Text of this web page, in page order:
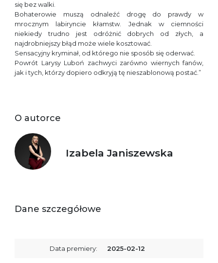
się bez walki.
Bohaterowie muszą odnaleźć drogę do prawdy w
mrocznym labiryncie kłamstw. Jednak w ciemności
niekiedy trudno jest odróżnić dobrych od złych, a
najdrobniejszy błąd może wiele kosztować.
Sensacyjny kryminał, od którego nie sposób się oderwać.
Powrót Larysy Luboń zachwyci zarówno wiernych fanów,
jak i tych, którzy dopiero odkryją tę nieszablonową postać.”
O autorce
Izabela Janiszewska
Dane szczegółowe
Data premiery: 2025-02-12